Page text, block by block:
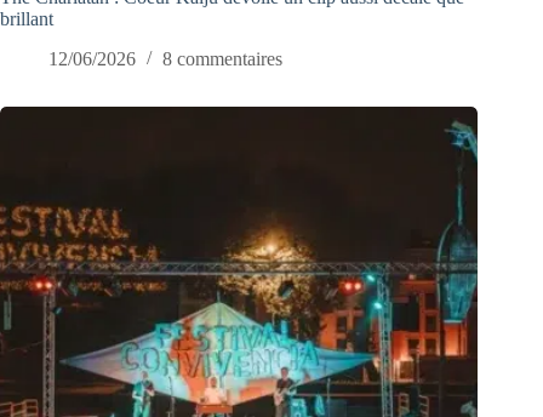
brillant
12/06/2026
8 commentaires